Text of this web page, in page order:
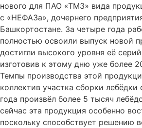
нового для ПАО «ТМЗ» вида
с «НЕФАЗа», дочернего
Башкортостане. За четыре года
полностью освоили выпуск новой
достигли высокого уровня её
изготовив к этому дню уже более
Темпы производства этой
коллектив участка сборки
года произвёл более 5 тысяч
сейчас эта продукция особенно
поскольку способствует решению